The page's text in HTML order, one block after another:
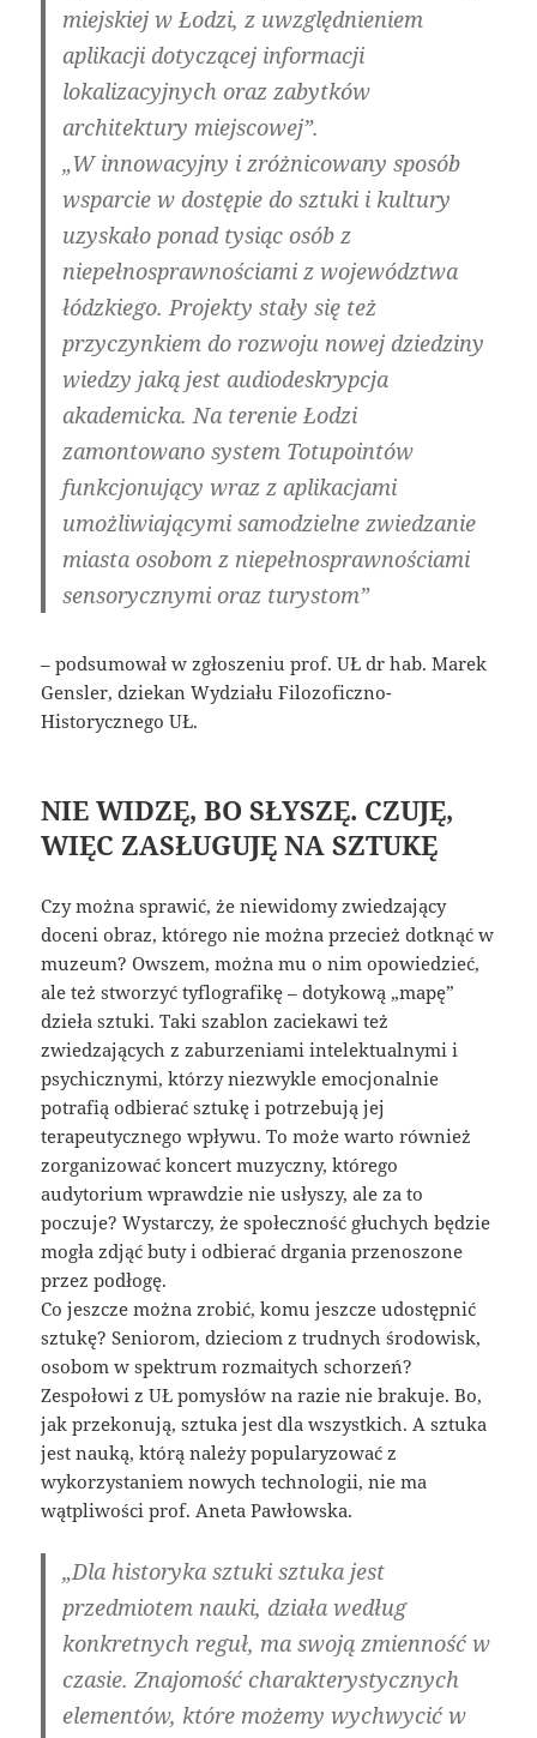
miejskiej w Łodzi, z uwzględnieniem
aplikacji dotyczącej informacji
lokalizacyjnych oraz zabytków
architektury miejscowej”.
„W innowacyjny i zróżnicowany sposób
wsparcie w dostępie do sztuki i kultury
uzyskało ponad tysiąc osób z
niepełnosprawnościami z województwa
łódzkiego. Projekty stały się też
przyczynkiem do rozwoju nowej dziedziny
wiedzy jaką jest audiodeskrypcja
akademicka. Na terenie Łodzi
zamontowano system Totupointów
funkcjonujący wraz z aplikacjami
umożliwiającymi samodzielne zwiedzanie
miasta osobom z niepełnosprawnościami
sensorycznymi oraz turystom”
– podsumował w zgłoszeniu prof. UŁ dr hab. Marek
Gensler, dziekan Wydziału Filozoficzno-
Historycznego UŁ.
NIE WIDZĘ, BO SŁYSZĘ. CZUJĘ,
WIĘC ZASŁUGUJĘ NA SZTUKĘ
Czy można sprawić, że niewidomy zwiedzający
doceni obraz, którego nie można przecież dotknąć w
muzeum? Owszem, można mu o nim opowiedzieć,
ale też stworzyć tyflografikę – dotykową „mapę”
dzieła sztuki. Taki szablon zaciekawi też
zwiedzających z zaburzeniami intelektualnymi i
psychicznymi, którzy niezwykle emocjonalnie
potrafią odbierać sztukę i potrzebują jej
terapeutycznego wpływu. To może warto również
zorganizować koncert muzyczny, którego
audytorium wprawdzie nie usłyszy, ale za to
poczuje? Wystarczy, że społeczność głuchych będzie
mogła zdjąć buty i odbierać drgania przenoszone
przez podłogę.
Co jeszcze można zrobić, komu jeszcze udostępnić
sztukę? Seniorom, dzieciom z trudnych środowisk,
osobom w spektrum rozmaitych schorzeń?
Zespołowi z UŁ pomysłów na razie nie brakuje. Bo,
jak przekonują, sztuka jest dla wszystkich. A sztuka
jest nauką, którą należy popularyzować z
wykorzystaniem nowych technologii, nie ma
wątpliwości prof. Aneta Pawłowska.
„Dla historyka sztuki sztuka jest
przedmiotem nauki, działa według
konkretnych reguł, ma swoją zmienność w
czasie. Znajomość charakterystycznych
elementów, które możemy wychwycić w